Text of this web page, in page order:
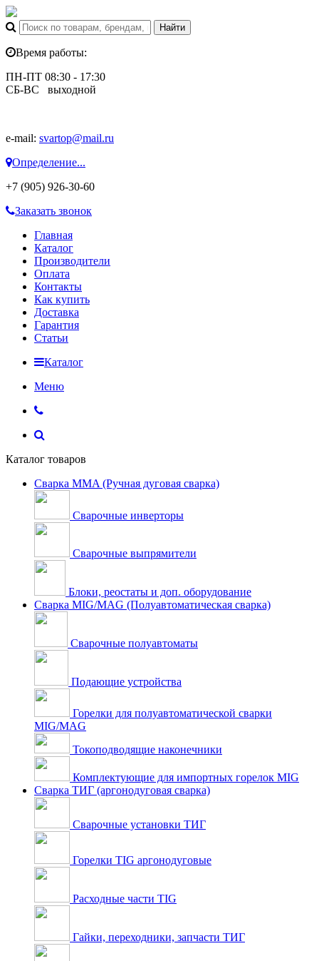
Время работы:
ПН-ПТ 08:30 - 17:30
СБ-ВС выходной
e-mail: svartop@mail.ru
Определение...
+7 (905) 926-30-60
Заказать звонок
Главная
Каталог
Производители
Оплата
Контакты
Как купить
Доставка
Гарантия
Статьи
Каталог
Меню
Каталог товаров
Сварка MMA (Ручная дуговая сварка)
Сварочные инверторы
Сварочные выпрямители
Блоки, реостаты и доп. оборудование
Сварка MIG/MAG (Полуавтоматическая сварка)
Сварочные полуавтоматы
Подающие устройства
Горелки для полуавтоматической сварки
MIG/MAG
Токоподводящие наконечники
Комплектующие для импортных горелок MIG
Сварка ТИГ (аргонодуговая сварка)
Сварочные установки ТИГ
Горелки TIG аргонодуговые
Расходные части TIG
Гайки, переходники, запчасти ТИГ